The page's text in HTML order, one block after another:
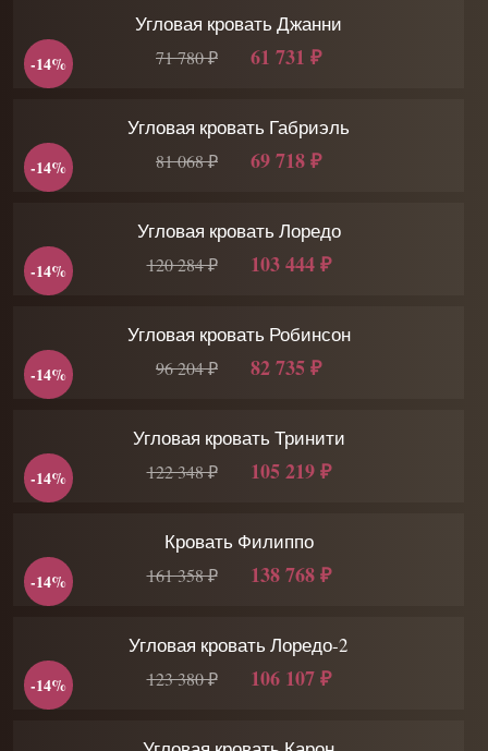
Угловая кровать Джанни
71 780 ₽ 61 731 ₽
-14%
Угловая кровать Габриэль
81 068 ₽ 69 718 ₽
-14%
Угловая кровать Лоредо
120 284 ₽ 103 444 ₽
-14%
Угловая кровать Робинсон
96 204 ₽ 82 735 ₽
-14%
Угловая кровать Тринити
122 348 ₽ 105 219 ₽
-14%
Кровать Филиппо
161 358 ₽ 138 768 ₽
-14%
Угловая кровать Лоредо-2
123 380 ₽ 106 107 ₽
-14%